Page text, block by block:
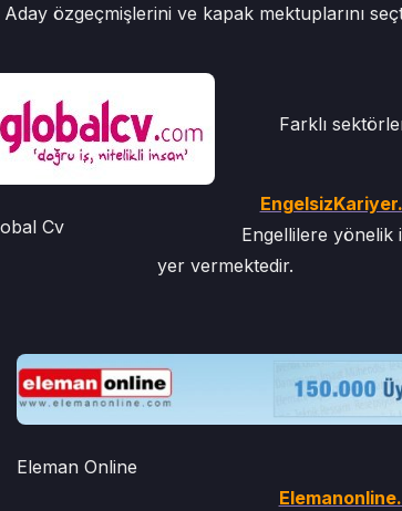
Aday özgeçmişlerini ve kapak mektuplarını
Cv
Farklı
Engellilere yönelik
yer vermektedir.
Eleman Online